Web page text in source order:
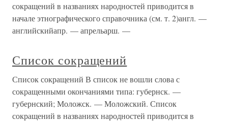
сокращений в названиях народностей приводится в
начале этнографического справочника (см. т. 2)англ. —
английскийапр. — апрельарш. —
Список сокращений
Список сокращений В список не вошли слова с
сокращенными окончаниями типа: губернск. —
губернский; Моложск. — Моложский. Список
сокращений в названиях народностей приводится в